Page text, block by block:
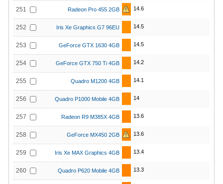
251 Radeon Pro 455 2GB 14.6
252 Iris Xe Graphics G7 96EU 14.5
253 GeForce GTX 1630 4GB 14.5
254 GeForce GTX 750 Ti 4GB 14.2
255 Quadro M1200 4GB 14.1
256 Quadro P1000 Mobile 4GB 14
257 Radeon R9 M385X 4GB 13.6
258 GeForce MX450 2GB 13.6
259 Iris Xe MAX Graphics 4GB 13.4
260 Quadro P620 Mobile 4GB 13.3